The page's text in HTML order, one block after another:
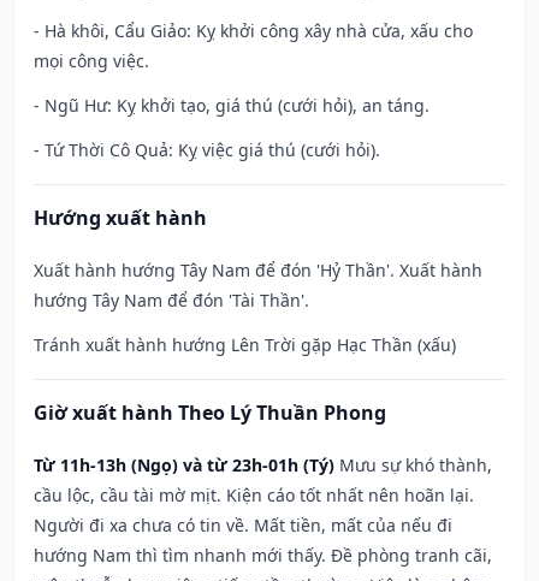
- Hà khôi, Cẩu Giảo: Kỵ khởi công xây nhà cửa, xấu cho
mọi công việc.
- Ngũ Hư: Kỵ khởi tạo, giá thú (cưới hỏi), an táng.
- Tứ Thời Cô Quả: Kỵ việc giá thú (cưới hỏi).
Hướng xuất hành
Xuất hành hướng Tây Nam để đón 'Hỷ Thần'. Xuất hành
hướng Tây Nam để đón 'Tài Thần'.
Tránh xuất hành hướng Lên Trời gặp Hạc Thần (xấu)
Giờ xuất hành Theo Lý Thuần Phong
Từ 11h-13h (Ngọ) và từ 23h-01h (Tý) Mưu sự khó thành,
cầu lộc, cầu tài mờ mịt. Kiện cáo tốt nhất nên hoãn lại.
Người đi xa chưa có tin về. Mất tiền, mất của nếu đi
hướng Nam thì tìm nhanh mới thấy. Đề phòng tranh cãi,